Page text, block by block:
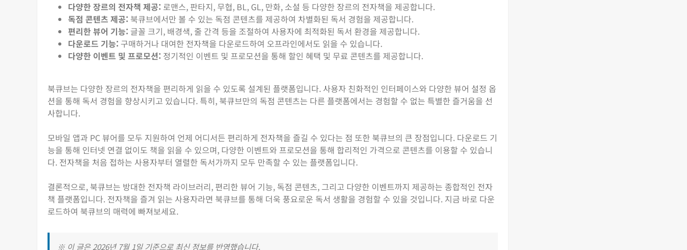
다양한 장르의 전자책 제공: 로맨스, 판타지, 무협, BL, GL, 만화, 소설 등 다양한 장르의 전자책을 제공합니다.
독점 콘텐츠 제공: 북큐브에서만 볼 수 있는 독점 콘텐츠를 제공하여 차별화된 독서 경험을 제공합니다.
편리한 뷰어 기능: 글꼴 크기, 배경색, 줄 간격 등을 조절하여 사용자에 최적화된 독서 환경을 제공합니다.
다운로드 기능: 구매하거나 대여한 전자책을 다운로드하여 오프라인에서도 읽을 수 있습니다.
다양한 이벤트 및 프로모션: 정기적인 이벤트 및 프로모션을 통해 할인 혜택 및 무료 콘텐츠를 제공합니다.
북큐브는 다양한 장르의 전자책을 편리하게 읽을 수 있도록 설계된 플랫폼입니다. 사용자 친화적인 인터페이스와 다양한 뷰어 설정 옵
션을 통해 독서 경험을 향상시키고 있습니다. 특히, 북큐브만의 독점 콘텐츠는 다른 플랫폼에서는 경험할 수 없는 특별한 즐거움을 선
사합니다.
모바일 앱과 PC 뷰어를 모두 지원하여 언제 어디서든 편리하게 전자책을 즐길 수 있다는 점 또한 북큐브의 큰 장점입니다. 다운로드 기
능을 통해 인터넷 연결 없이도 책을 읽을 수 있으며, 다양한 이벤트와 프로모션을 통해 합리적인 가격으로 콘텐츠를 이용할 수 있습니
다. 전자책을 처음 접하는 사용자부터 열렬한 독서가까지 모두 만족할 수 있는 플랫폼입니다.
결론적으로, 북큐브는 방대한 전자책 라이브러리, 편리한 뷰어 기능, 독점 콘텐츠, 그리고 다양한 이벤트까지 제공하는 종합적인 전자
책 플랫폼입니다. 전자책을 즐겨 읽는 사용자라면 북큐브를 통해 더욱 풍요로운 독서 생활을 경험할 수 있을 것입니다. 지금 바로 다운
로드하여 북큐브의 매력에 빠져보세요.
※ 이 글은 2026년 7월 1일 기준으로 최신 정보를 반영했습니다.